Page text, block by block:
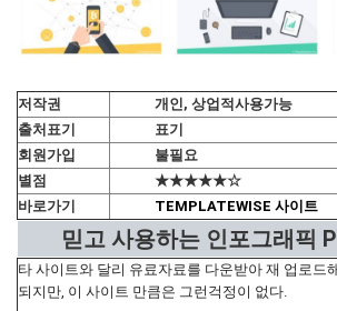
저작권
개인, 상업적사용가능
출처표기
표기
회원가입
불필요
별점
★★★★★☆
바로가기
TEMPLATEWISE 사이트
믿고 사용하는 인포그래픽
타 사이트와 달리 유료자료를 다운받아 재 업로드
되지만, 이 사이트 만큼은 그런걱정이 없다.